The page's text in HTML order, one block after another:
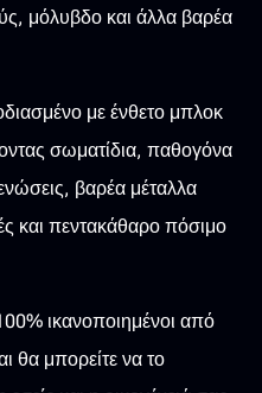
μόλυβδο και άλλα βαρέα
με ένθετο μπλοκ
σωματίδια, παθογόνα
βαρέα μέταλλα
και πεντακάθαρο πόσιμο
ικανοποιημένοι από
θα μπορείτε να το